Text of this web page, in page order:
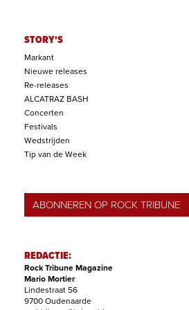
STORY'S
Markant
Nieuwe releases
Re-releases
ALCATRAZ BASH
Concerten
Festivals
Wedstrijden
Tip van de Week
ABONNEREN OP ROCK TRIBUNE
REDACTIE:
Rock Tribune Magazine
Mario Mortier
Lindestraat 56
9700 Oudenaarde